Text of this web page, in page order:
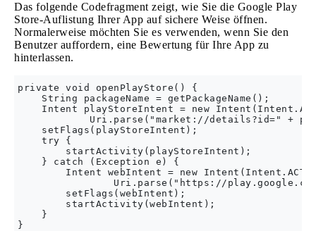
Das folgende Codefragment zeigt, wie Sie die Google Play
Store-Auflistung Ihrer App auf sichere Weise öffnen.
Normalerweise möchten Sie es verwenden, wenn Sie den
Benutzer auffordern, eine Bewertung für Ihre App zu
hinterlassen.
private void openPlayStore() {
    String packageName = getPackageName();
Intent playStoreIntent = new
Uri.parse("market://details?id=" +
    setFlags(playStoreIntent);
    try {
        startActivity(playStoreIntent);
    } catch (Exception e) {
Intent webIntent = new
Uri.parse("https://
        setFlags(webIntent);
        startActivity(webIntent);
    }
}